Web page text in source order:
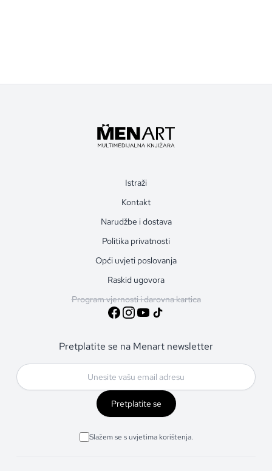
Istraži
Kontakt
Narudžbe i dostava
Politika privatnosti
Opći uvjeti poslovanja
Raskid ugovora
Program vjernosti i darovna kartica
Pretplatite se na Menart newsletter
Pretplatite se
Slažem se s uvjetima korištenja.